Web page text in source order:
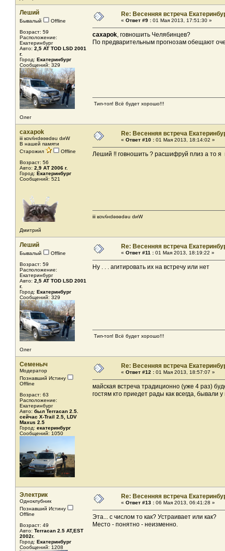
Леший
Бывалый
Offline
Возраст: 59
Расположение:
Екатеринбург
Авто: 2,5 AT TOD LSD 2001
г.
Город: Екатеринбург
Сообщений: 329
Олег
Re: Весенняя встреча
« Ответ #9 : 01 Мая 2013, 17:51:30 »
caxapok, говношить Челябинцев?
По предварительным прогнозам обещают
Тип-топ! Всё будет хорошо!!!
caxapok
iii ʁɔvʎнdǝʚǝdǝu dиW
В нашей памяти
Старожил
Offline
Возраст: 56
Авто: 2,9 АТ 2006 г.
Город: Екатеринбург
Сообщений: 521
Дмитрий
Re: Весенняя встреча
« Ответ #10 : 01 Мая 2013, 18:14:02 »
Леший !! говношить ? расшифруй плиз а то я
iii ʁɔvʎнdǝʚǝdǝu dиW
Леший
Бывалый
Offline
Возраст: 59
Расположение:
Екатеринбург
Авто: 2,5 AT TOD LSD 2001
г.
Город: Екатеринбург
Сообщений: 329
Олег
Re: Весенняя встреча
« Ответ #11 : 01 Мая 2013, 18:19:22 »
Ну . . . агитировать их на встречу или нет
Тип-топ! Всё будет хорошо!!!
Семеныч
Модератор
Познавший Истину
Offline
Возраст: 63
Расположение:
Екатеринбург
Авто: был Terracan 2.5.
сейчас X-Trail 2.5, LDV
Maxus 2.5
Город: екатеринбург
Сообщений: 1050
Re: Весенняя встреча
« Ответ #12 : 01 Мая 2013, 18:57:07 »
майская встреча традиционно (уже 4 раз)
гостям кто приедет рады как всегда,
Электрик
Одноклубник
Познавший Истину
Offline
Возраст: 49
Авто: Terracan 2.5 AT,EST
2002г.
Город: Екатеринбург
Сообщений: 1208
Re: Весенняя встреча
« Ответ #13 : 06 Мая 2013, 06:41:28 »
Эта... с числом то как? Устраивает или как?
Место - понятно - неизменно.